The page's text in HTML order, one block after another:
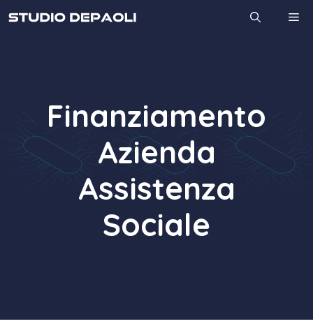
al
Finanziamento
Azienda
Assistenza
Sociale